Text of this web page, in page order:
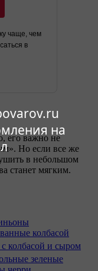
на
чаще, чем
в
его важно не
Но если все же
в небольшом
станет мягким.